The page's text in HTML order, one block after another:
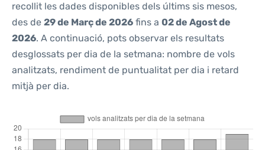
recollit les dades disponibles dels últims sis mesos,
des de 29 de Març de 2026 fins a 02 de Agost de
2026. A continuació, pots observar els resultats
desglossats per dia de la setmana: nombre de vols
analitzats, rendiment de puntualitat per dia i retard
mitjà per dia.